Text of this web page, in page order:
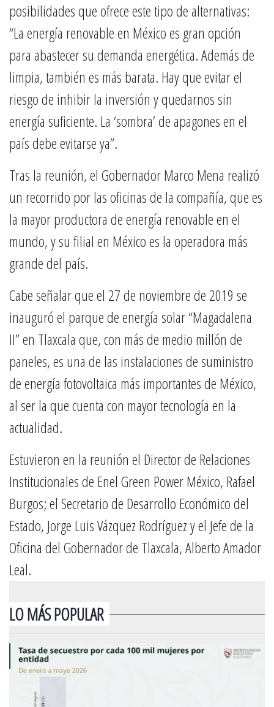
posibilidades que ofrece este tipo de alternativas:
“La energía renovable en México es gran opción
para abastecer su demanda energética. Además de
limpia, también es más barata. Hay que evitar el
riesgo de inhibir la inversión y quedarnos sin
energía suficiente. La ‘sombra’ de apagones en el
país debe evitarse ya”.
Tras la reunión, el Gobernador Marco Mena realizó
un recorrido por las oficinas de la compañía, que es
la mayor productora de energía renovable en el
mundo, y su filial en México es la operadora más
grande del país.
Cabe señalar que el 27 de noviembre de 2019 se
inauguró el parque de energía solar “Magadalena
II” en Tlaxcala que, con más de medio millón de
paneles, es una de las instalaciones de suministro
de energía fotovoltaica más importantes de México,
al ser la que cuenta con mayor tecnología en la
actualidad.
Estuvieron en la reunión el Director de Relaciones
Institucionales de Enel Green Power México, Rafael
Burgos; el Secretario de Desarrollo Económico del
Estado, Jorge Luis Vázquez Rodríguez y el Jefe de la
Oficina del Gobernador de Tlaxcala, Alberto Amador
Leal.
LO MÁS POPULAR